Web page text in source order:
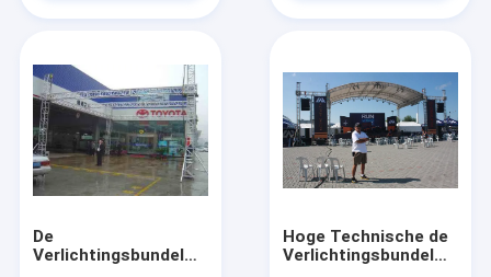
De
Verlichtingsbundel
Hoge Technische de
Verlichtingsbundel